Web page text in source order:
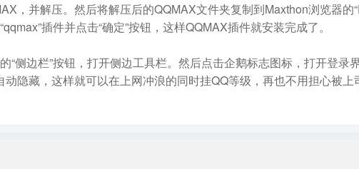
，并解压。然后将解压后的QQMAX文件夹复制到Maxthon浏览器的
插件并点击“确定”按钮，这样QQMAX插件就安装完成了。
“侧边栏”按钮，打开侧边工具栏。然后点击企鹅标志图标，打开登录
隐藏，这样就可以在上网冲浪的同时挂QQ等级，再也不用担心被上